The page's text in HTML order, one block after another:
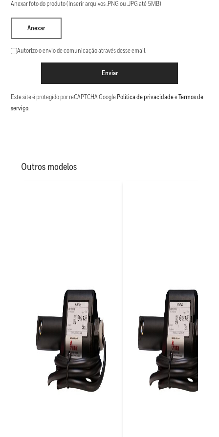
Anexar foto do produto (Inserir arquivos .PNG ou .JPG até 5MB)
Anexar
Autorizo o envio de comunicação através desse email.
Enviar
Este site é protegido por reCAPTCHA Google Política de privacidadee Termos de
serviço.
Outros modelos